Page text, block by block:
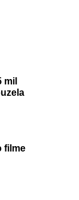
mil
filme